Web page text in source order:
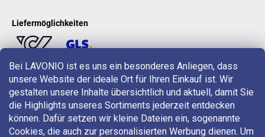
Bei LAVONIO ist es uns ein besonderes Anliegen, dass
unsere Website der ideale Ort für Ihren Einkauf ist. Wir
gestalten unsere Inhalte übersichtlich und aktuell, damit Sie
die Highlights unseres Sortiments jederzeit entdecken
können. Dafür setzen wir kleine Dateien ein, sogenannte
Cookies, die auch zur personalisierten Werbung dienen. Um
Liefermöglichkeiten
LAVONIO in der Welt